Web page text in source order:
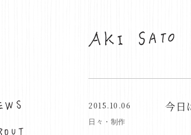
今日
2015.10.06
日々・制作